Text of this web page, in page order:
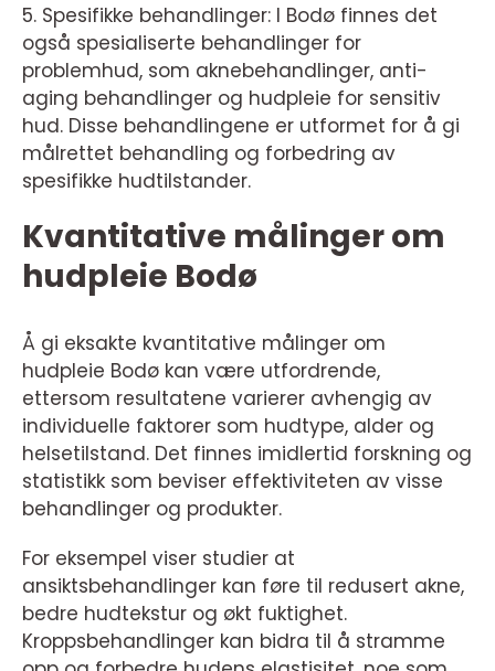
5. Spesifikke behandlinger: I Bodø finnes det
også spesialiserte behandlinger for
problemhud, som aknebehandlinger, anti-
aging behandlinger og hudpleie for sensitiv
hud. Disse behandlingene er utformet for å gi
målrettet behandling og forbedring av
spesifikke hudtilstander.
Kvantitative målinger om
hudpleie Bodø
Å gi eksakte kvantitative målinger om
hudpleie Bodø kan være utfordrende,
ettersom resultatene varierer avhengig av
individuelle faktorer som hudtype, alder og
helsetilstand. Det finnes imidlertid forskning og
statistikk som beviser effektiviteten av visse
behandlinger og produkter.
For eksempel viser studier at
ansiktsbehandlinger kan føre til redusert akne,
bedre hudtekstur og økt fuktighet.
Kroppsbehandlinger kan bidra til å stramme